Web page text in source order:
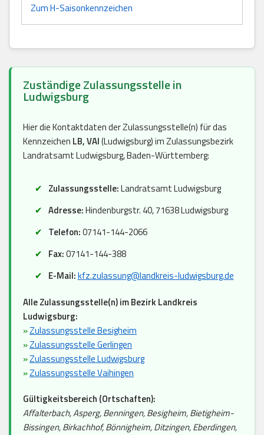
Zum H-Saisonkennzeichen
Zuständige Zulassungsstelle in
Ludwigsburg
Hier die Kontaktdaten der Zulassungsstelle(n) für das
Kennzeichen LB, VAI(Ludwigsburg) im Zulassungsbezirk
Landratsamt Ludwigsburg, Baden-Württemberg:
Zulassungsstelle:Landratsamt Ludwigsburg
Adresse:Hindenburgstr. 40, 71638 Ludwigsburg
Telefon:07141-144-2066
Fax:07141-144-388
E-Mail:kfz.zulassung@landkreis-ludwigsburg.de
Alle Zulassungsstelle(n) im Bezirk Landkreis
Ludwigsburg:
»Zulassungsstelle Besigheim
»Zulassungsstelle Gerlingen
»Zulassungsstelle Ludwigsburg
»Zulassungsstelle Vaihingen
Gültigkeitsbereich (Ortschaften):
Affalterbach, Asperg, Benningen, Besigheim, Bietigheim-
Bissingen, Birkachhof, Bönnigheim, Ditzingen, Eberdingen,